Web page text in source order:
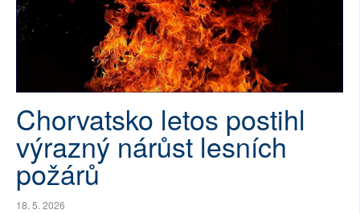
TÉMATA
NEJČTENĚJŠÍ ZA 7 DNÍ
PŘÍSPĚVKY NA PROVOZ
SOCIÁLNÍ SÍTĚ
RUBRIKY
Chorvatsko letos postihl
výrazný nárůst lesních
požárů
18. 5. 2026